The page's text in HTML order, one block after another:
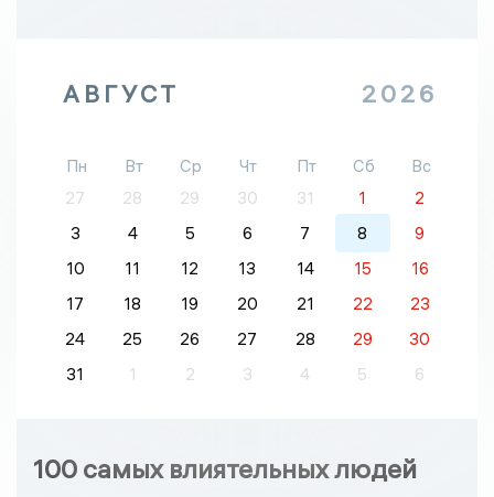
АВГУСТ 2026
Пн Вт Ср Чт Пт Сб
Вс
27
28 29 30 31 1
2
3
4 5 6 7 8
9
10
11 12 13 14 15
16
17
18 19 20 21 22
23
24
25 26 27 28 29
30
31
1 2 3 4 5 6
100 самых влиятельных людей